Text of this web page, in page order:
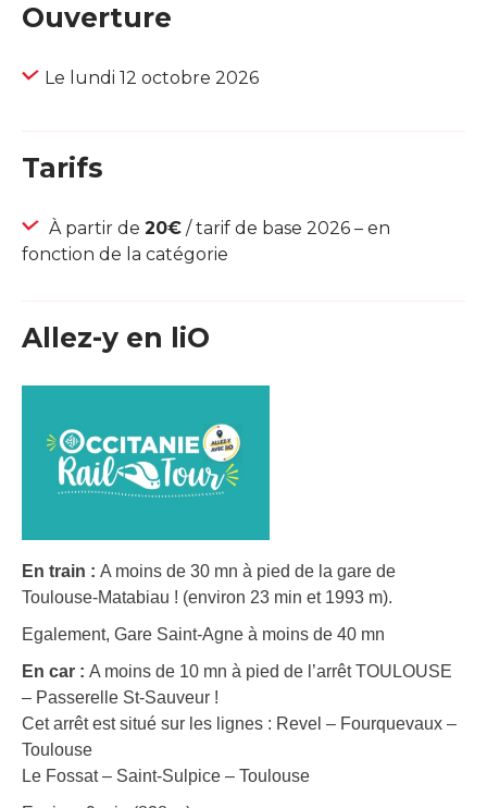
Ouverture
Le lundi 12 octobre 2026
Tarifs
À partir de 20€ / tarif de base 2026 – en
fonction de la catégorie
Allez-y en liO
En train : A moins de 30 mn à pied de la gare de
Toulouse-Matabiau ! (environ 23 min et 1993 m).
Egalement, Gare Saint-Agne à moins de 40 mn
En car : A moins de 10 mn à pied de l’arrêt TOULOUSE
– Passerelle St-Sauveur !
Cet arrêt est situé sur les lignes : Revel – Fourquevaux –
Toulouse
Le Fossat – Saint-Sulpice – Toulouse